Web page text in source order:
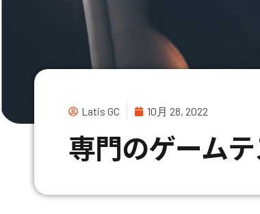
Latis GC 10月 28, 2022
専門のゲーム